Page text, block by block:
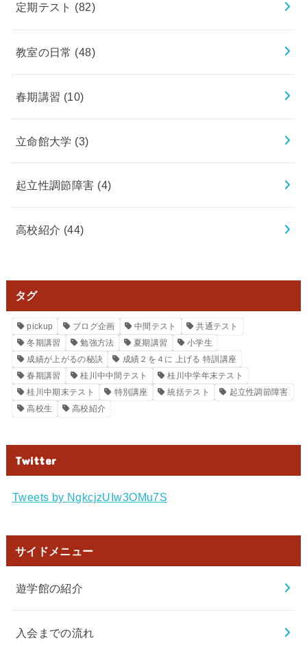
定期テスト (82)
教室の日常 (48)
春期講習 (10)
立命館大学 (3)
起立性調節障害 (4)
高校紹介 (44)
タグ
pickup ブログ企画 中間テスト
共通テスト
冬期講習
勉強方法 夏期講習
小学生
成績が上がるの秘訣
成績２を４に 上げる 特訓講座
春期講習
桂川中中間テスト
桂川中学年末テスト
桂川中期末テスト
特別講座 統括テスト
起立性調節障害
高校生
高校紹介
Twitter
Tweets by NgkcjzUIw3OMu7S
サイドメニュー
遊学館の紹介
入会までの流れ